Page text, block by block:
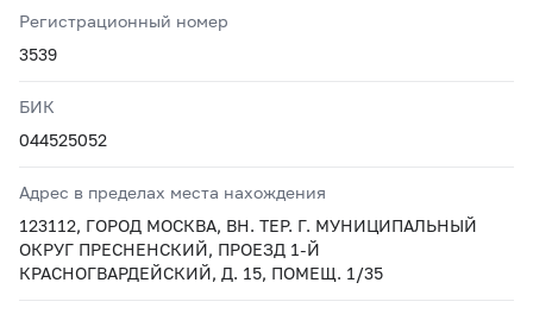
Регистрационный номер
3539
БИК
044525052
Адрес в пределах места нахождения
123112, ГОРОД МОСКВА, ВН. ТЕР. Г. МУНИЦИПАЛЬНЫЙ
ОКРУГ ПРЕСНЕНСКИЙ, ПРОЕЗД 1-Й
КРАСНОГВАРДЕЙСКИЙ, Д. 15, ПОМЕЩ. 1/35